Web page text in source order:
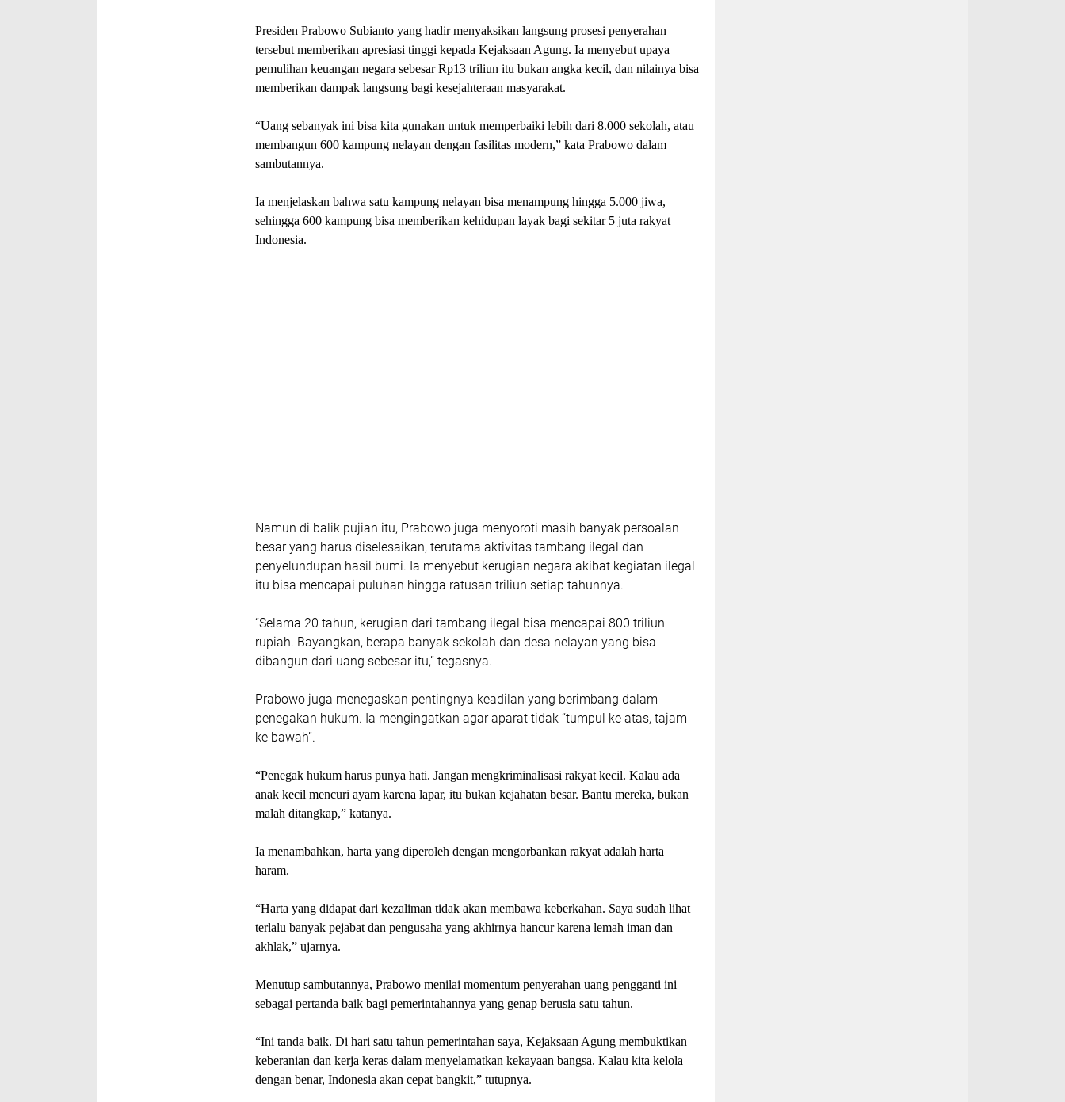
Presiden Prabowo Subianto yang hadir menyaksikan langsung prosesi penyerahan
tersebut memberikan apresiasi tinggi kepada Kejaksaan Agung. Ia menyebut upaya
pemulihan keuangan negara sebesar Rp13 triliun itu bukan angka kecil, dan nilainya bisa
memberikan dampak langsung bagi kesejahteraan masyarakat.
“Uang sebanyak ini bisa kita gunakan untuk memperbaiki lebih dari 8.000 sekolah, atau
membangun 600 kampung nelayan dengan fasilitas modern,” kata Prabowo dalam
sambutannya.
Ia menjelaskan bahwa satu kampung nelayan bisa menampung hingga 5.000 jiwa,
sehingga 600 kampung bisa memberikan kehidupan layak bagi sekitar 5 juta rakyat
Indonesia.
Namun di balik pujian itu, Prabowo juga menyoroti masih banyak persoalan
besar yang harus diselesaikan, terutama aktivitas tambang ilegal dan
penyelundupan hasil bumi. Ia menyebut kerugian negara akibat kegiatan ilegal
itu bisa mencapai puluhan hingga ratusan triliun setiap tahunnya.
“Selama 20 tahun, kerugian dari tambang ilegal bisa mencapai 800 triliun
rupiah. Bayangkan, berapa banyak sekolah dan desa nelayan yang bisa
dibangun dari uang sebesar itu,” tegasnya.
Prabowo juga menegaskan pentingnya keadilan yang berimbang dalam
penegakan hukum. Ia mengingatkan agar aparat tidak “tumpul ke atas, tajam
ke bawah”.
“Penegak hukum harus punya hati. Jangan mengkriminalisasi rakyat kecil. Kalau ada
anak kecil mencuri ayam karena lapar, itu bukan kejahatan besar. Bantu mereka, bukan
malah ditangkap,” katanya.
Ia menambahkan, harta yang diperoleh dengan mengorbankan rakyat adalah harta
haram.
“Harta yang didapat dari kezaliman tidak akan membawa keberkahan. Saya sudah lihat
terlalu banyak pejabat dan pengusaha yang akhirnya hancur karena lemah iman dan
akhlak,” ujarnya.
Menutup sambutannya, Prabowo menilai momentum penyerahan uang pengganti ini
sebagai pertanda baik bagi pemerintahannya yang genap berusia satu tahun.
“Ini tanda baik. Di hari satu tahun pemerintahan saya, Kejaksaan Agung membuktikan
keberanian dan kerja keras dalam menyelamatkan kekayaan bangsa. Kalau kita kelola
dengan benar, Indonesia akan cepat bangkit,” tutupnya.